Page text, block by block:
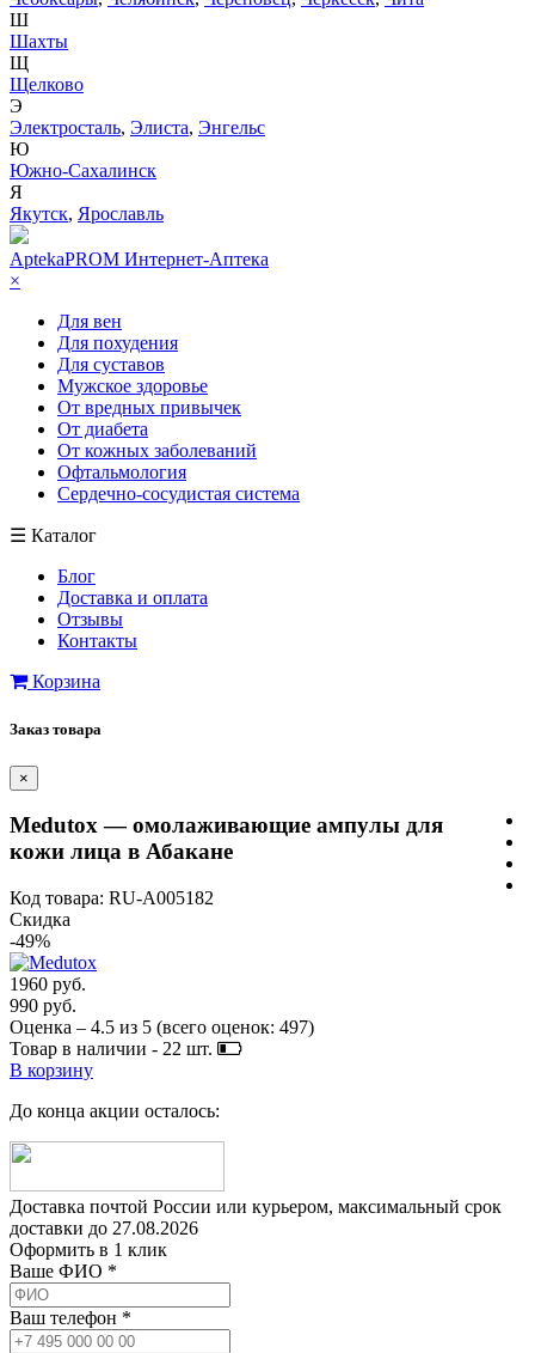
Ш
Шахты
Щ
Щелково
Э
Электросталь, Элиста, Энгельс
Ю
Южно-Сахалинск
Я
Якутск, Ярославль
AptekaPROM Интернет-Аптека
×
Для вен
Для похудения
Для суставов
Мужское здоровье
От вредных привычек
От диабета
От кожных заболеваний
Офтальмология
Сердечно-сосудистая система
☰ Каталог
Блог
Доставка и оплата
Отзывы
Контакты
Корзина
Заказ товара
×
Medutox — омолаживающие ампулы для
кожи лица в Абакане
Код товара: RU-A005182
Скидка
-49%
1960 руб.
990 руб.
Оценка – 4.5 из 5 (всего оценок: 497)
Товар в наличии - 22 шт.
В корзину
До конца акции осталось:
Доставка почтой России или курьером, максимальный срок
доставки до 27.08.2026
Оформить в 1 клик
Ваше ФИО *
Ваш телефон *